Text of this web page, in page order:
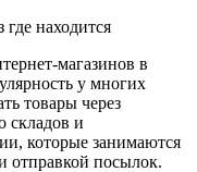
находится
магазинов в
у многих
товары через
складов и
которые занимаются
отправкой посылок.